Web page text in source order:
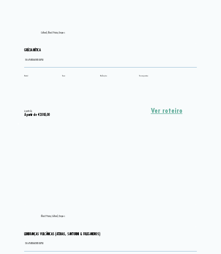
Cultural, Ilhas E Praias, Grupos
Ver roteiro
A partir de €2.085,00
A partir de
GRÉCIA MÍTICA
EM APARTAMENTO DUPLO
Hotel Tour Refeição Transportes
Ilhas E Praias, Cultural, Grupos
LEMBRANÇAS VULCÂNICAS (ATENAS, SANTORINI & FOLEGANDROS)
EM APARTAMENTO DUPLO